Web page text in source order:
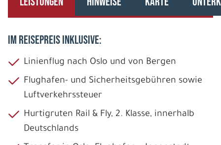
IM REISEPREIS INKLUSIVE:
Linienflug nach Oslo und von Bergen
Flughafen- und Sicherheitsgebühren sowie
Luftverkehrssteuer
Hurtigruten Rail & Fly, 2. Klasse, innerhalb
Deutschlands